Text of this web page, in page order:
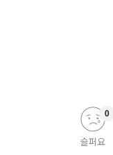
슬퍼요
0